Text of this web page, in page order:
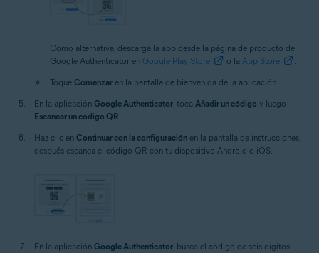
Como alternativa, descarga la app desde la página de producto de
Google Authenticator en Google Play Store o la App Store
Toque Comenzar en la pantalla de bienvenida de la aplicación.
En la aplicación Google Authenticator , toca Añadir un código y luego
Escanear un código QR
Haz clic en Continuar con la configuración en la pantalla de instrucciones,
después escanea el código QR con tu dispositivo Android o iOS.
En la aplicación Google Authenticator, busca el código de seis dígitos